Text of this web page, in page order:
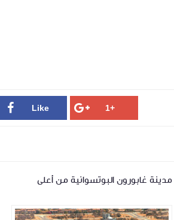
مدينة غابورون البوتسوانية من أعلى